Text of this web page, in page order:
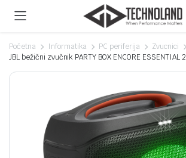
Početna Informatika PC periferija
Zvucnici
JBL bežični zvučnik PARTY BOX ENCORE ESSENTIAL 2